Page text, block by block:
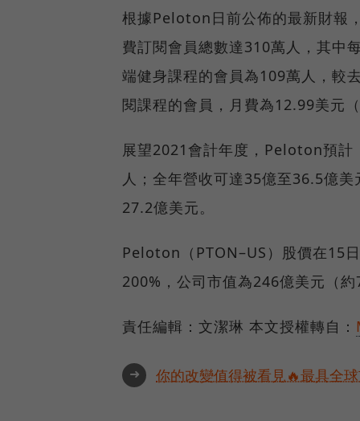
根據Peloton日前公佈的最新財報
費訂閱會員總數達310萬人，其中
端健身課程的會員為109萬人，較
閱課程的會員，月費為12.99美元
展望2021會計年度，Peloton預計
人；全年營收可達35億至36.5億
27.2億美元。
Peloton（PTON–US）股價在15
200%，公司市值為246億美元（
責任編輯：文潔琳 本文授權轉自：
➜ 你的改變值得被看見🔥最具全